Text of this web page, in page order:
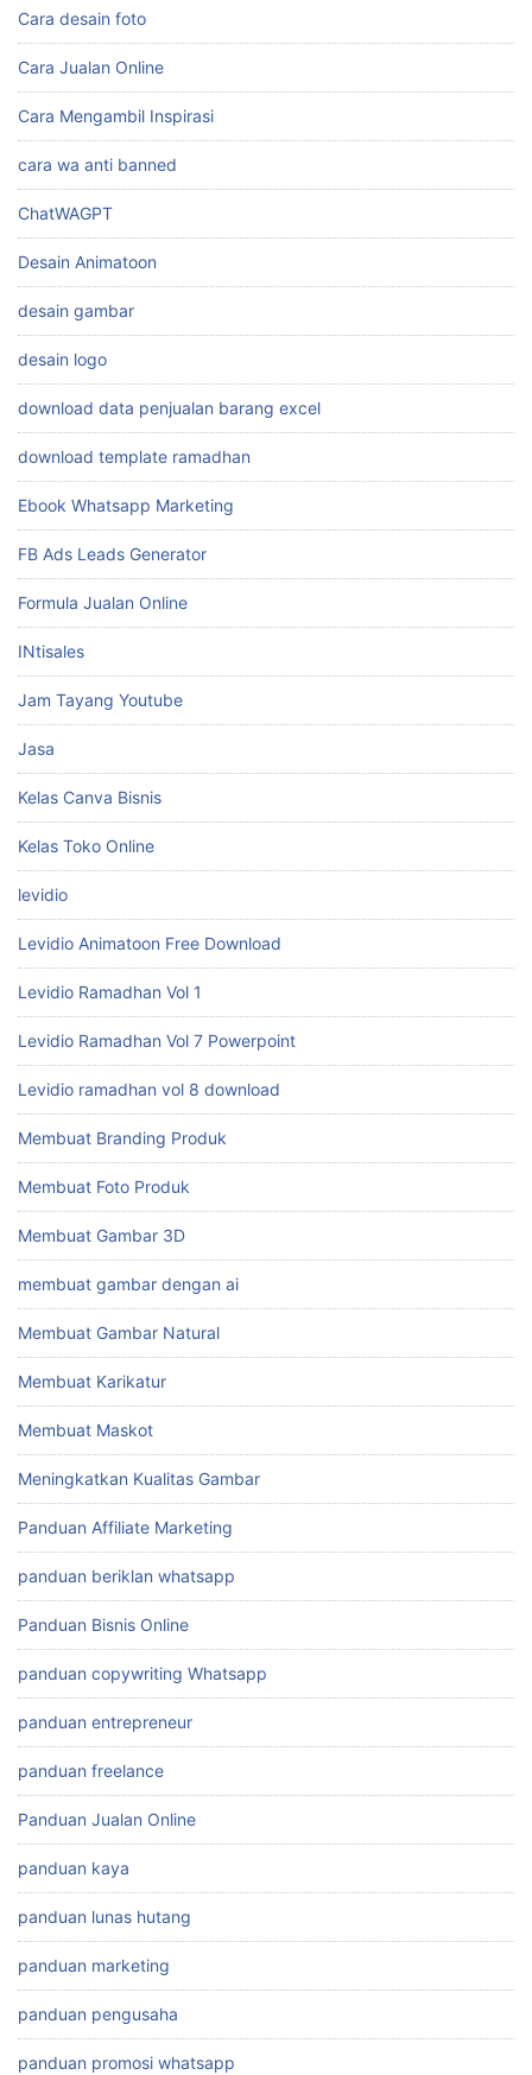
Cara desain foto
Cara Jualan Online
Cara Mengambil Inspirasi
cara wa anti banned
ChatWAGPT
Desain Animatoon
desain gambar
desain logo
download data penjualan barang excel
download template ramadhan
Ebook Whatsapp Marketing
FB Ads Leads Generator
Formula Jualan Online
INtisales
Jam Tayang Youtube
Jasa
Kelas Canva Bisnis
Kelas Toko Online
levidio
Levidio Animatoon Free Download
Levidio Ramadhan Vol 1
Levidio Ramadhan Vol 7 Powerpoint
Levidio ramadhan vol 8 download
Membuat Branding Produk
Membuat Foto Produk
Membuat Gambar 3D
membuat gambar dengan ai
Membuat Gambar Natural
Membuat Karikatur
Membuat Maskot
Meningkatkan Kualitas Gambar
Panduan Affiliate Marketing
panduan beriklan whatsapp
Panduan Bisnis Online
panduan copywriting Whatsapp
panduan entrepreneur
panduan freelance
Panduan Jualan Online
panduan kaya
panduan lunas hutang
panduan marketing
panduan pengusaha
panduan promosi whatsapp